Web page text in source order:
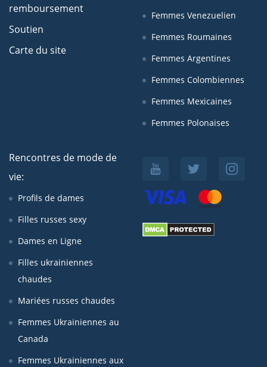
remboursement
Soutien
Carte du site
Femmes Venezuelien
Femmes Roumaines
Femmes Argentines
Femmes Colombiennes
Femmes Mexicaines
Femmes Polonaises
Rencontres de mode de
vie:
Profils de dames
Filles russes sexy
Dames en Ligne
Filles ukrainiennes
chaudes
Mariées russes chaudes
Femmes Ukrainiennes au
Canada
Femmes Ukrainiennes aux